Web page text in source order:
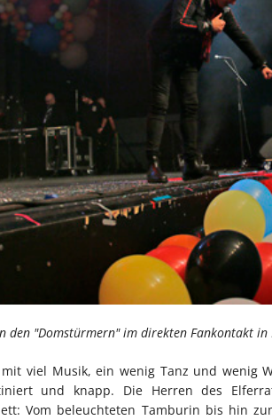
den "Domstürmern" im direkten Fankontakt in
viel Musik, ein wenig Tanz und wenig
und knapp. Die Herren des
Vom beleuchteten Tamburin bis hin